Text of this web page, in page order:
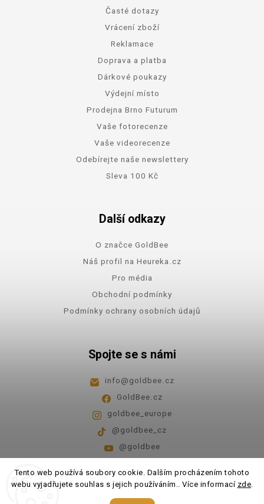
Tento web používá soubory cookie. Dalším procházením tohoto
webu vyjadřujete souhlas s jejich používáním.. Více informací zde.
Časté dotazy
Vrácení zboží
Reklamace
Doprava a platba
Dárkové poukazy
Výdejní místo
Prodejna Brno Futurum
Vaše fotorecenze
Vaše videorecenze
Odebírejte naše newslettery
Sleva 100 Kč
Další odkazy
O značce GoldBee
Náš profil na Heureka.cz
Pro média
Obchodní podmínky
Podmínky ochrany osobních údajů
Spojte se s námi
info@goldbee.cz
GoldBee.cz
goldbee_europe
@goldbee_cz
@goldbee
Pondělí - pátek 8:00-14:00